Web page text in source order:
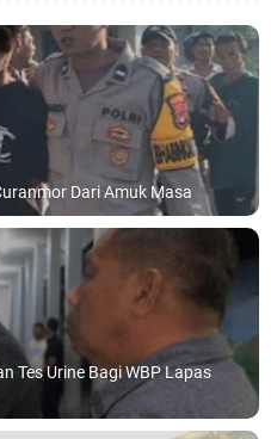
Dari Amuk Masa
Tes Urine Bagi WBP Lapas